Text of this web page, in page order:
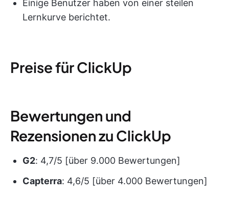
Einige Benutzer haben von einer steilen
Lernkurve berichtet.
Preise für ClickUp
Bewertungen und
Rezensionen zu ClickUp
G2: 4,7/5 [über 9.000 Bewertungen]
Capterra: 4,6/5 [über 4.000 Bewertungen]